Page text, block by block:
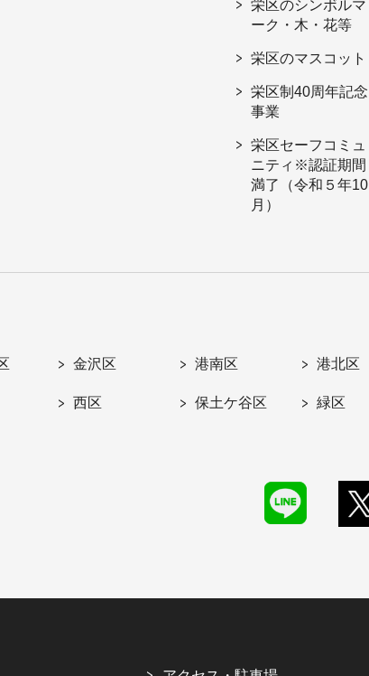
栄区のシンボルマ
ーク・木・花等
栄区のマスコット
栄区制40周年記念
事業
栄区セーフコミュ
ニティ※認証期間
満了（令和５年10
月）
金沢区 港南区 港北区
西区 保土ケ谷区 緑区